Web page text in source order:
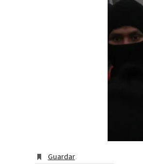
Guardar.